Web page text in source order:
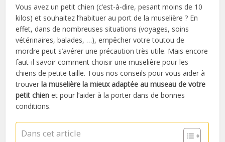
Vous avez un petit chien (c’est-à-dire, pesant moins de 10
kilos) et souhaitez l’habituer au port de la muselière ? En
effet, dans de nombreuses situations (voyages, soins
vétérinaires, balades, …), empêcher votre toutou de
mordre peut s’avérer une précaution très utile. Mais encore
faut-il savoir comment choisir une muselière pour les
chiens de petite taille. Tous nos conseils pour vous aider à
trouverla muselière la mieux adaptée au museau de votre
petit chien et pour l’aider à la porter dans de bonnes
conditions.
Dans cet article